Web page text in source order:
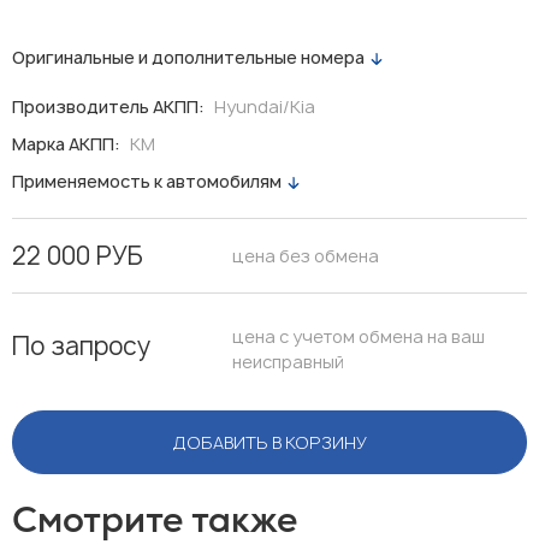
Оригинальные и дополнительные номера
Производитель АКПП: Hyundai/Kia
Марка АКПП: KM
Применяемость к автомобилям
22 000 РУБ цена без обмена
По запросу
цена с учетом обмена на ваш
неисправный
ДОБАВИТЬ В КОРЗИНУ
Смотрите также